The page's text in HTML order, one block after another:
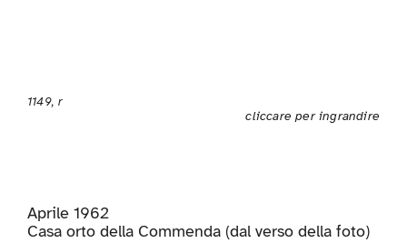
1149, r
cliccare per ingrandire
Aprile 1962
Casa orto della Commenda (dal verso della foto)